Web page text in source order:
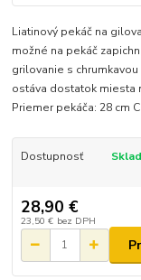
Liatinový pekáč na
možné na pekáč
grilovanie s
ostáva dostatok miesta
Priemer pekáča: 28 cm
Dostupnosť
28,90 €
23,50 € bez DPH